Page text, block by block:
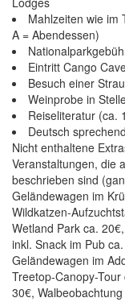
Mahlzeiten wie im
A = Abendessen)
Eintritt Cango
Besuch einer
Weinprobe in
Reiseliteratur (ca.
Deutsch
Nicht enthaltene
Veranstaltungen, die
beschrieben sind
Geländewagen im
Wildkatzen-
Wetland Park ca.
inkl. Snack im Pub
Geländewagen im
Treetop-Canopy-
30€,